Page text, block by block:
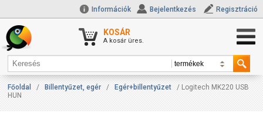
Információk Bejelentkezés Regisztráció
KOSÁR
A kosár üres.
Főoldal / Billentyűzet, egér / Egér+billentyűzet
/ Logitech MK220 USB
HUN